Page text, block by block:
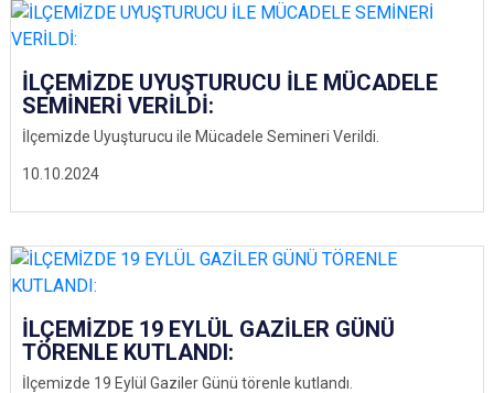
10.10.2024
İLÇEMİZDE UYUŞTURUCU İLE MÜCADELE
SEMİNERİ VERİLDİ:
İlçemizde Uyuşturucu ile Mücadele Semineri Verildi.
İLÇEMİZDE 19 EYLÜL GAZİLER GÜNÜ
TÖRENLE KUTLANDI:
İlçemizde 19 Eylül Gaziler Günü törenle kutlandı.